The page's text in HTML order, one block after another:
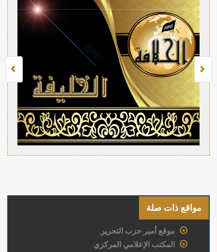
مواقع ذات صلة
موقع أمير حزب التحرير
المكتب الإعلامي المركزي